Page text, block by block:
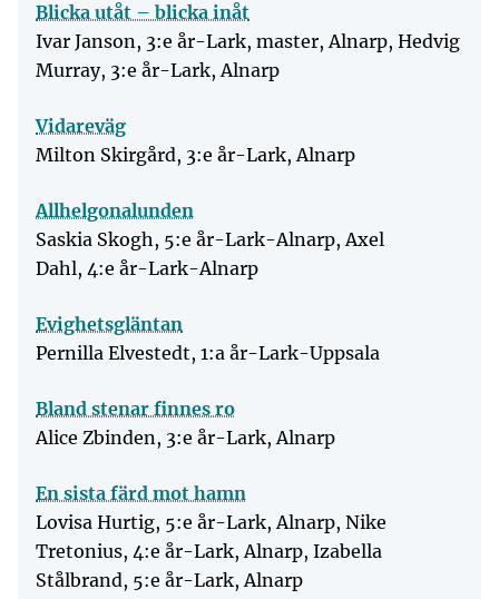
Blicka utåt – blicka inåt
Ivar Janson, 3:e år-Lark, master, Alnarp, Hedvig
Murray, 3:e år-Lark, Alnarp
Vidareväg
Milton Skirgård, 3:e år-Lark, Alnarp
Allhelgonalunden
Saskia Skogh, 5:e år-Lark-Alnarp, Axel
Dahl, 4:e år-Lark-Alnarp
Evighetsgläntan
Pernilla Elvestedt, 1:a år-Lark-Uppsala
Bland stenar finnes ro
Alice Zbinden, 3:e år-Lark, Alnarp
En sista färd mot hamn
Lovisa Hurtig, 5:e år-Lark, Alnarp, Nike
Tretonius, 4:e år-Lark, Alnarp, Izabella
Stålbrand, 5:e år-Lark, Alnarp